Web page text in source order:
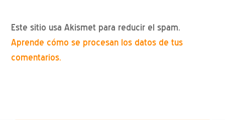
Este sitio usa Akismet para reducir el spam.
Aprende cómo se procesan los datos de tus
comentarios.